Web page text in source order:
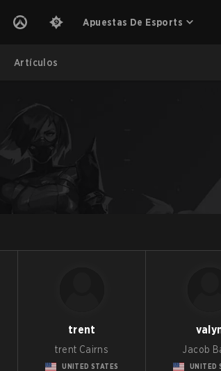
Apuestas De Esports
Artículos
trent
trent Cairns
UNITED STATES
Jacob
UNITED